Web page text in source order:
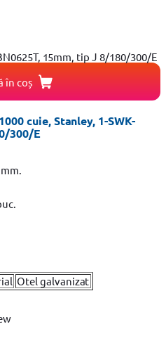
15mm, tip J 8/180/300/E
în coș
cuie, Stanley, 1-SWK-
300/E
Otel galvanizat